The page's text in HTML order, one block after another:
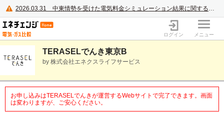
2026.03.31 中東情勢を受けた電気料金シミュレーション結果に関するご案内
電力・ガス比較サイト エネチェンジ
ログイン メニュー
TERASELでんき東京B
by 株式会社エネクスライフサービス
お申し込みはTERASELでんきが運営するWebサイトで完了できます。画面
は変わりますが、ご安心ください。